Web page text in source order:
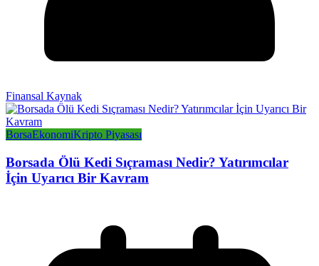
Finansal Kaynak
BorsaEkonomiKripto Piyasası
Borsada Ölü Kedi Sıçraması Nedir? Yatırımcılar
İçin Uyarıcı Bir Kavram